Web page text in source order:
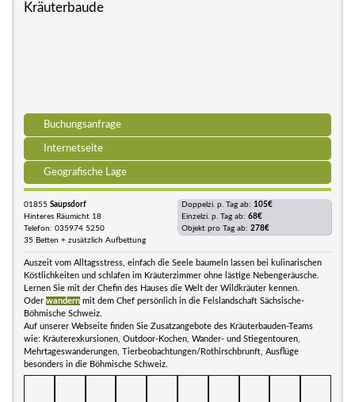
Kräuterbaude
Buchungsanfrage
Internetseite
Geografische Lage
01855 Saupsdorf
Hinteres Räumicht 18
Telefon: 035974 5250
35 Betten + zusätzlich Aufbettung
Doppelzi. p. Tag ab: 105€
Einzelzi. p. Tag ab: 68€
Objekt pro Tag ab: 278€
Auszeit vom Alltagsstress, einfach die Seele baumeln lassen bei kulinarischen
Köstlichkeiten und schlafen im Kräuterzimmer ohne lästige Nebengeräusche.
Lernen Sie mit der Chefin des Hauses die Welt der Wildkräuter kennen.
Oder wandern mit dem Chef persönlich in die Felslandschaft Sächsische-
Böhmische Schweiz.
Auf unserer Webseite finden Sie Zusatzangebote des Kräuterbauden-Teams
wie: Kräuterexkursionen, Outdoor-Kochen, Wander- und Stiegentouren,
Mehrtageswanderungen, Tierbeobachtungen/Rothirschbrunft, Ausflüge
besonders in die Böhmische Schweiz.